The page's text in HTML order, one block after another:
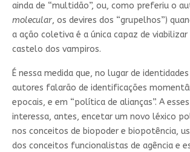
ainda de “multidão”, ou, como preferiu o
molecular, os devires dos “grupelhos”)
a ação coletiva é a única capaz de viabilizar
castelo dos vampiros.
É nessa medida que, no lugar de
autores falarão de identificações
epocais, e em “política de alianças”. A
interessa, antes, encetar um novo léxico
nos conceitos de biopoder e biopotência,
dos conceitos funcionalistas de agência e